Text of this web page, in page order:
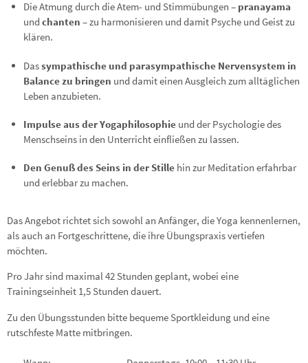
Die Atmung durch die Atem- und Stimmübungen – pranayama
undchanten – zu harmonisieren und damit Psyche und Geist zu
klären.
Dassympathische und parasympathische Nervensystem in
Balance zu bringen und damit einen Ausgleich zum alltäglichen
Leben anzubieten.
Impulse aus der Yogaphilosophie und der Psychologie des
Menschseins in den Unterricht einfließen zu lassen.
Den Genuß des Seins in der Stille hin zur Meditation erfahrbar
und erlebbar zu machen.
Das Angebot richtet sich sowohl an Anfänger, die Yoga kennenlernen,
als auch an Fortgeschrittene, die ihre Übungspraxis vertiefen
möchten.
Pro Jahr sind maximal 42 Stunden geplant, wobei eine
Trainingseinheit 1,5 Stunden dauert.
Zu den Übungsstunden bitte bequeme Sportkleidung und eine
rutschfeste Matte mitbringen.